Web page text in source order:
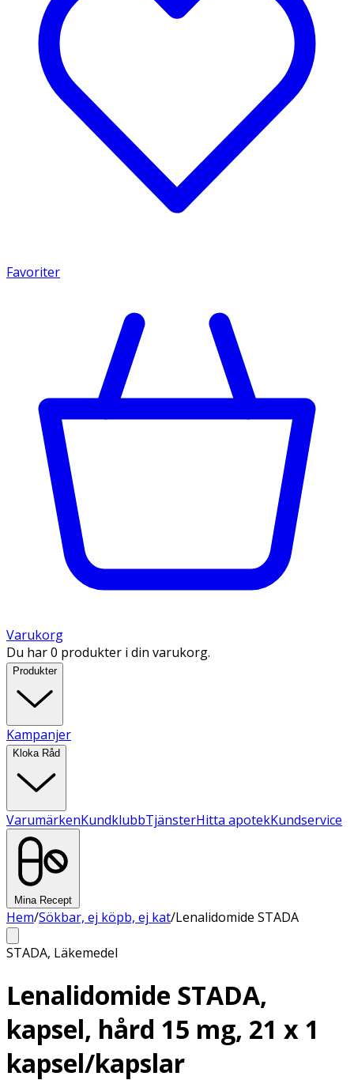
Favoriter
Varukorg
Du har 0 produkter i din varukorg.
Produkter
Kampanjer
Kloka Råd
VarumärkenKundklubbTjänsterHitta apotekKundservice
Mina Recept
Hem/Sökbar, ej köpb, ej kat/Lenalidomide STADA
STADA, Läkemedel
Lenalidomide STADA,
kapsel, hård 15 mg, 21 x 1
kapsel/kapslar